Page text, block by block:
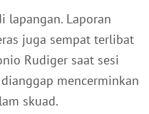
lapangan. Laporan
juga sempat terlibat
Rudiger saat sesi
mencerminkan
skuad.